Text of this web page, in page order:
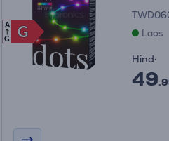
G
G
A
G
Laos
Hind:
49